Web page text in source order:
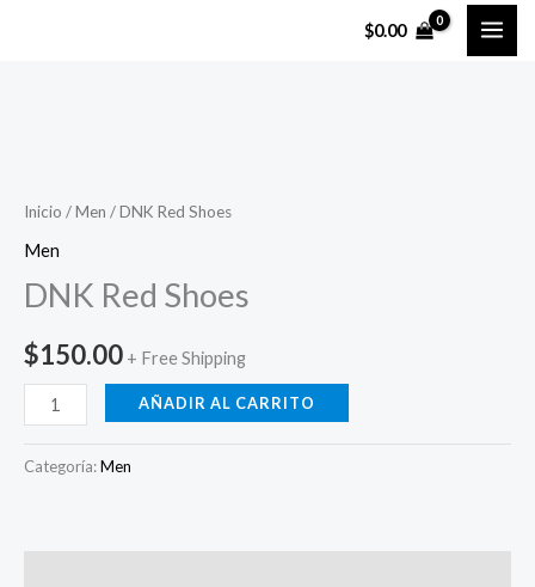
$0.00
Inicio /Men / DNK Red Shoes
Men
DNK Red Shoes
$150.00 + Free Shipping
Shoes
cantidad
AÑADIR AL CARRITO
Categoría:Men